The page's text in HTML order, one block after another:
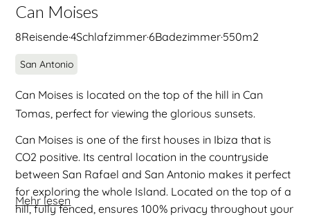
Can Moises
8Reisende·4Schlafzimmer·6Badezimmer·550m2
San Antonio
Can Moises is located on the top of the hill in Can
Tomas, perfect for viewing the glorious sunsets.
Can Moises is one of the first houses in Ibiza that is
CO2 positive. Its central location in the countryside
between San Rafael and San Antonio makes it perfect
for exploring the whole Island. Located on the top of a
hill, fully fenced, ensures 100% privacy throughout your
Mehr lesen